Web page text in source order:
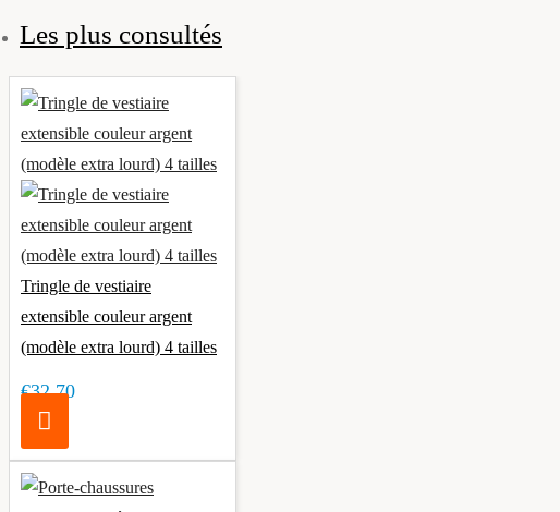
Les plus consultés
Tringle de vestiaire
extensible couleur argent
(modèle extra lourd) 4 tailles
€32.70